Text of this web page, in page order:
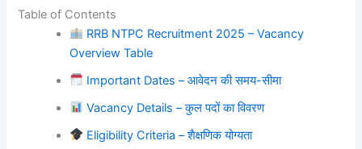
Table of Contents
RRB NTPC Recruitment 2025 – Vacancy
Overview Table
Important Dates – आवेदन की समय-सीमा
Vacancy Details – कुल पदों का विवरण
Eligibility Criteria – शैक्षणिक योग्यता